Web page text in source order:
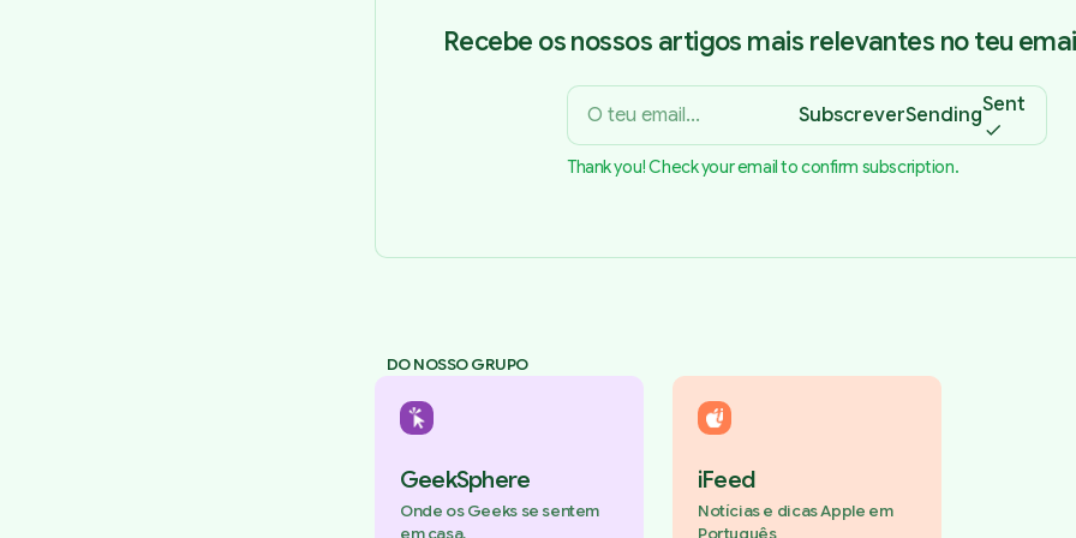
Recebe os nossos artigos mais relevantes no teu
SubscreverSendingSent
Thank you! Check your email to confirm subscription.
DO NOSSO GRUPO
GeekSphere
Onde os Geeks se sentem
em casa.
iFeed
Notícias e dicas Apple em
Português